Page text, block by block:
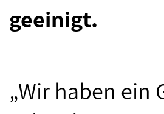
geeinigt.
„Wir haben ein